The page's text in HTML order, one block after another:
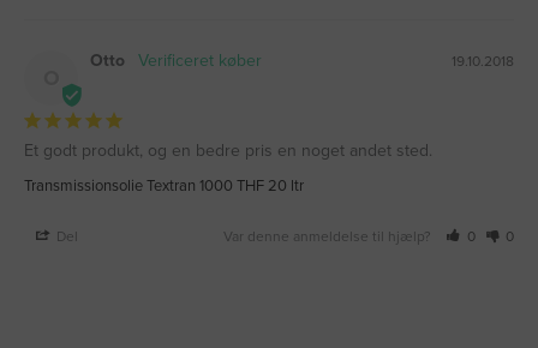
19.10.2018
Otto
Et godt produkt, og en bedre pris en noget andet sted.
Transmissionsolie Textran 1000 THF 20 ltr
Del Var denne anmeldelse til hjælp? 0 0